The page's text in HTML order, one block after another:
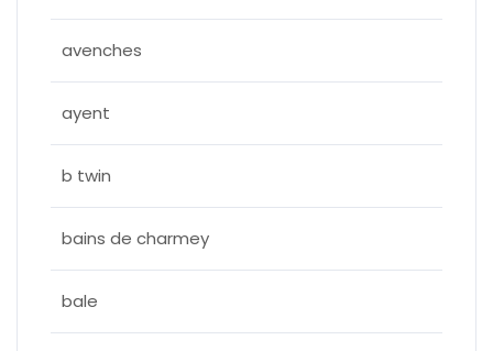
avenches
ayent
b twin
bains de charmey
bale